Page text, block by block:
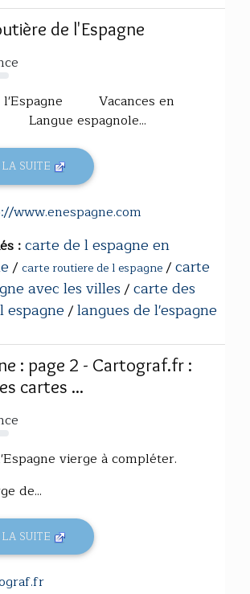
de l'Espagne
l'Espagne Vacances en
Langue espagnole...
SUITE
www.enespagne.com
:carte de l espagne en
/ carte routiere de l espagne/carte
avec les villes/carte des
espagne/langues de l'espagne
: page 2 - Cartograf.fr :
cartes ...
vierge à compléter.
de...
SUITE